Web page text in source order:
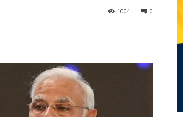
0
1004